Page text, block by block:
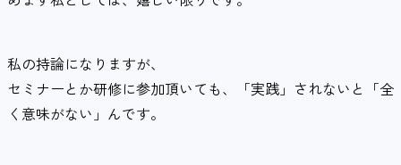
私の持論になりますが、
セミナーとか研修に参加頂いても、「実践」されないと「全
く意味がない」んです。